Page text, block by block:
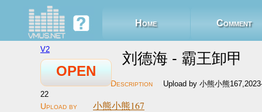
Home Comment
OPEN
V2
刘德海 - 霸王卸甲
Upload by 小熊小熊
22
小熊小熊167